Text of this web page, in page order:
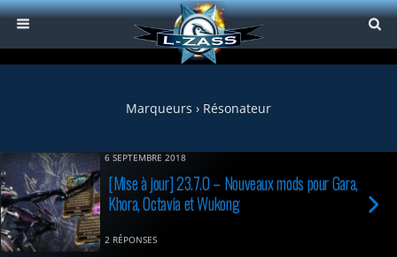
Marqueurs › Résonateur
6 SEPTEMBRE 2018
[Mise à jour] 23.7.0 – Nouveaux mods pour Gara,
Khora, Octavia et Wukong
2 RÉPONSES